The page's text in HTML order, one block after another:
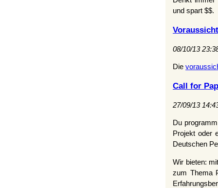
und spart $$.
08/10/13
Die
Call for
27/09/13
Du
Projekt oder
Deutschen
Wir bieten:
zum Thema